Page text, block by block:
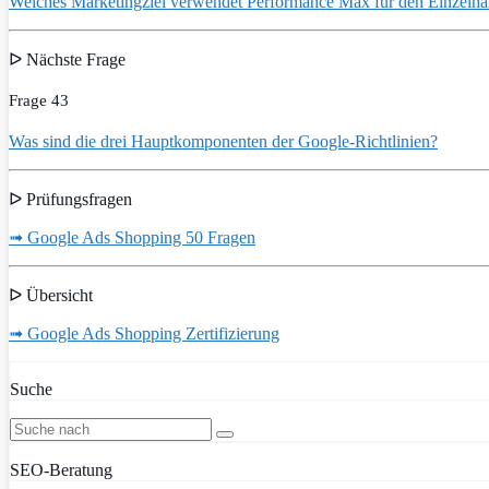
ᐅ Nächste Frage
Frage 43
Was sind die drei Hauptkomponenten der Google-Richtlinien?
ᐅ Prüfungsfragen
➟ Google Ads Shopping 50 Fragen
ᐅ Übersicht
➟ Google Ads Shopping Zertifizierung
Suche
SEO-Beratung